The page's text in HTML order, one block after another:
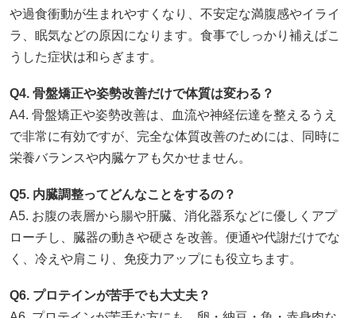
や過食衝動が生まれやすくなり、不安定な満腹感やイライ
ラ、眠気などの原因になります。食事でしっかり補えばこ
うした症状は和らぎます。
Q4. 骨盤矯正や姿勢改善だけで体質は変わる？
A4. 骨盤矯正や姿勢改善は、血流や神経伝達を整えるうえ
で非常に有効ですが、完全な体質改善のためには、同時に
栄養バランスや内臓ケアも欠かせません。
Q5. 内臓調整ってどんなことをするの？
A5. お腹の表層から腸や肝臓、消化器系などに優しくアプ
ローチし、臓器の動きや硬さを改善。便通や代謝だけでな
く、冷えや肩こり、免疫力アップにも役立ちます。
Q6. プロテインが苦手でも大丈夫？